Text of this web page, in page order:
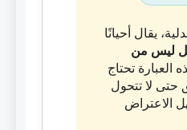
يقال أحيانًا
ليس من
العبارة تحتاج
حتى لا تتحول
الاعتراض